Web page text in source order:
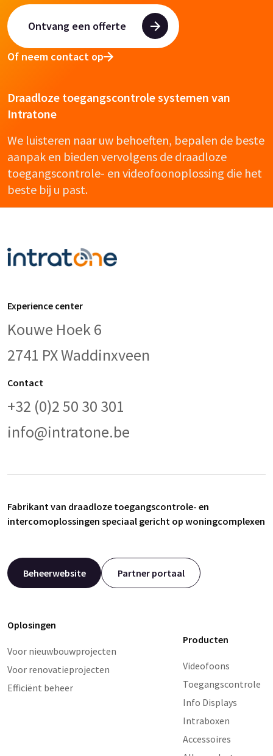
Ontvang een offerte
Of neem contact op
Draadloze toegangscontrole systemen van
Intratone
We luisteren naar uw behoeften, bepalen de beste
aanpak en bieden vervolgens de draadloze
toegangscontrole- en videofoonoplossing die het
beste bij u past.
Experience center
Kouwe Hoek 6
2741 PX Waddinxveen
Contact
+32 (0)2 50 30 301
info@intratone.be
Fabrikant van draadloze toegangscontrole- en
intercomoplossingen speciaal gericht op woningcomplexen
Beheerwebsite Partner portaal
Oplosingen
Voor nieuwbouwprojecten
Voor renovatieprojecten
Efficiënt beheer
Producten
Videofoons
Toegangscontrole
Info Displays
Intraboxen
Accessoires